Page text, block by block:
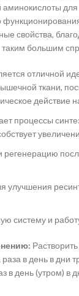
аминокислоты
свойства,
таким большим
отличной
ткани,
действие
процессы
регенерацию
улучшения
систему и
в день в дни
в день (утром) в